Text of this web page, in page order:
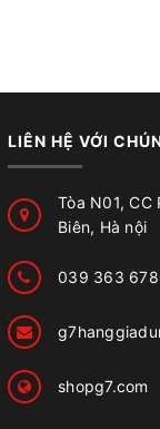
LIÊN HỆ VỚI
Tòa N01, CC
Biên, Hà nội
039 363
shopg7.com